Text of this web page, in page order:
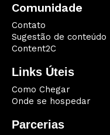
Comunidade
Contato
Sugestão de conteúdo
Content2C
Links Úteis
Como Chegar
Onde se hospedar
Parcerias